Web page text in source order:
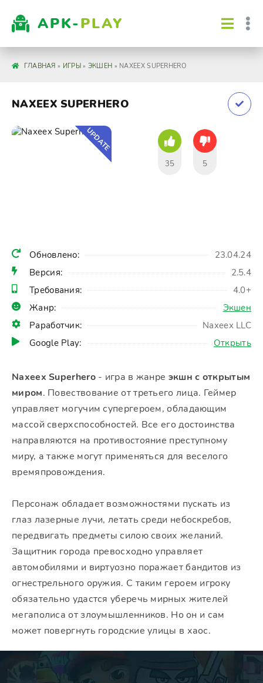
APK-PLAY
ГЛАВНАЯ » ИГРЫ» ЭКШЕН » NAXEEX SUPERHERO
NAXEEX SUPERHERO
Обновлено:
23.04.24
Версия:
2.5.4
Требования:
4.0+
Жанр:
Экшен
Раработчик:
Naxeex LLC
Google Play:
Открыть
UPDATE
35 5
Naxeex Superhero- игра в жанре экшн с открытым
миром. Повествование от третьего лица. Геймер
управляет могучим супергероем, обладающим
массой сверхспособностей. Все его достоинства
направляются на противостояние преступному
миру, а также могут применяться для веселого
времяпровождения.
Персонаж обладает возможностями пускать из
глаз лазерные лучи, летать среди небоскребов,
передвигать предметы силою своих желаний.
Защитник города превосходно управляет
автомобилями и виртуозно поражает бандитов из
огнестрельного оружия. С таким героем игроку
обязательно удастся уберечь мирных жителей
мегаполиса от злоумышленников. Но он и сам
может повергнуть городские улицы в хаос.